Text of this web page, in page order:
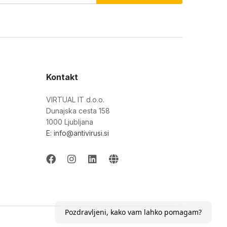
Kontakt
VIRTUAL IT d.o.o.
Dunajska cesta 158
1000 Ljubljana
E: info@antivirusi.si
Pozdravljeni, kako vam lahko pomagam?